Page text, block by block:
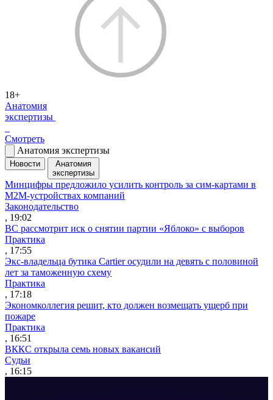
18+
Анатомия
экспертизы
Смотреть
Анатомия экспертизы
Новости
Анатомия
экспертизы
Минцифры предложило усилить контроль за сим-картами в
M2M-устройствах компаний
Законодательство
, 19:02
ВС рассмотрит иск о снятии партии «Яблоко» с выборов
Практика
, 17:55
Экс-владельца бутика Cartier осудили на девять с половиной
лет за таможенную схему
Практика
, 17:18
Экономколлегия решит, кто должен возмещать ущерб при
пожаре
Практика
, 16:51
ВККС открыла семь новых вакансий
Судьи
, 16:15